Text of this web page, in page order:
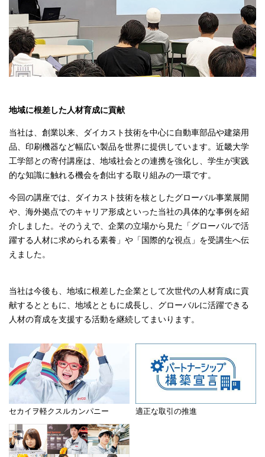
地域に根差した人材育成に貢献
当社は、創業以来、ダイカスト技術を中心に自動車部品や建築用
品、印刷機器など幅広い製品を世界に提供しています。近畿大学
工学部との寄付講座は、地域社会との連携を強化し、学生が実践
的な知識に触れる機会を創出する取り組みの一環です。
今回の講座では、ダイカスト技術を核としたグローバル事業展開
や、海外拠点でのキャリア形成といった当社の具体的な事例を紹
介しました。そのうえで、企業の立場から見た「グローバルで活
躍する人材に求められる素養」や「国際的な視点」を受講生へ伝
えました。
当社は今後も、地域に根差した企業として次世代の人材育成に貢
献するとともに、地域とともに成長し、グローバルに活躍できる
人材の育成を支援する活動を継続してまいります。
セカイヲ軽クスルカンパニー 適正な取引の推進